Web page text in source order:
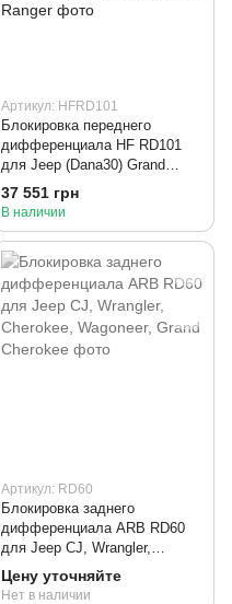
Артикул: HFRD101
Блокировка переднего
дифференциала HF RD101
для Jeep (Dana30) Grand
Cherokee ZJ, WJ, Wrangler YJ,
TJ, Cherokee XJ, Wagoneer
37 551 грн
В наличии
Артикул: RD60
Блокировка заднего
дифференциала ARB RD60
для Jeep CJ, Wrangler,
Cherokee, Wagoneer, Grand
Cherokee
Цену уточняйте
Нет в наличии